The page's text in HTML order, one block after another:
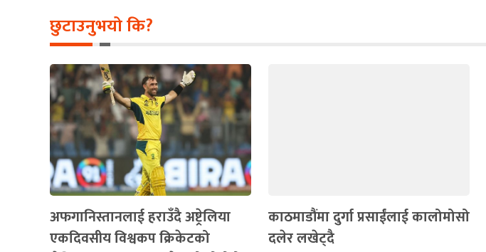
छुटाउनुभयो कि?
अफगानिस्तानलाई हराउँदै अष्ट्रेलिया
एकदिवसीय विश्वकप क्रिकेटको
काठमाडौंमा दुर्गा प्रसाईंलाई कालोमोसो
दलेर लखेट्दै